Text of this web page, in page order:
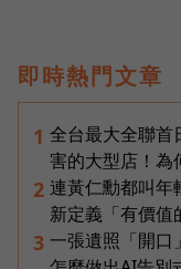
即時熱門文章
1 全台最大全聯首
害的大型店！為
2 連黃仁勳都叫年
新定義「有價值
3 一張遺照「開口